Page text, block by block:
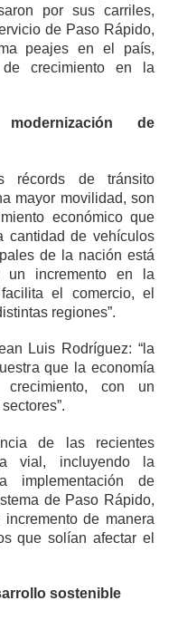
por sus carriles,
de Paso Rápido,
peajes en el país,
de crecimiento en la
de
récords de tránsito
mayor movilidad, son
económico que
cantidad de vehículos
de la nación está
un incremento en la
el comercio, el
regiones”.
Luis Rodríguez: “la
que la economía
con un
de las recientes
vial, incluyendo la
de
de Paso Rápido,
de manera
que solían afectar el
sostenible